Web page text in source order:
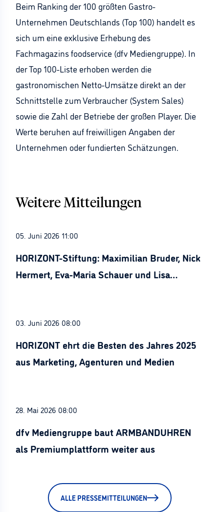
Beim Ranking der 100 größten Gastro-
Unternehmen Deutschlands (Top 100) handelt es
sich um eine exklusive Erhebung des
Fachmagazins foodservice (dfv Mediengruppe). In
der Top 100-Liste erhoben werden die
gastronomischen Netto-Umsätze direkt an der
Schnittstelle zum Verbraucher (System Sales)
sowie die Zahl der Betriebe der großen Player. Die
Werte beruhen auf freiwilligen Angaben der
Unternehmen oder fundierten Schätzungen.
Weitere Mitteilungen
05. Juni 2026 11:00
HORIZONT-Stiftung: Maximilian Bruder, Nick
Hermert, Eva-Maria Schauer und Lisa
03. Juni 2026 08:00
HORIZONT ehrt die Besten des Jahres 2025
aus Marketing, Agenturen und Medien
28. Mai 2026 08:00
dfv Mediengruppe baut ARMBANDUHREN
als Premiumplattform weiter aus
ALLE PRESSEMITTEILUNGEN